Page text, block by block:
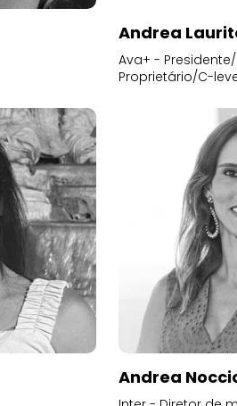
Andrea
Ava+ -
Proprietário/C-
Andrea